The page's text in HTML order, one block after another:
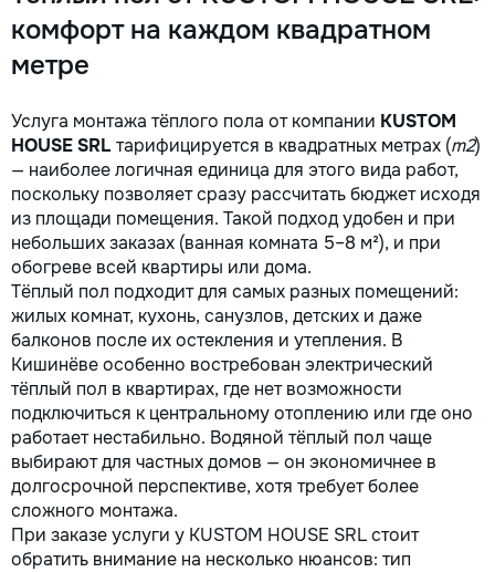
комфорт на каждом квадратном
метре
Услуга монтажа тёплого пола от компании KUSTOM
HOUSE SRL тарифицируется в квадратных метрах (m2)
— наиболее логичная единица для этого вида работ,
поскольку позволяет сразу рассчитать бюджет исходя
из площади помещения. Такой подход удобен и при
небольших заказах (ванная комната 5–8 м²), и при
обогреве всей квартиры или дома.
Тёплый пол подходит для самых разных помещений:
жилых комнат, кухонь, санузлов, детских и даже
балконов после их остекления и утепления. В
Кишинёве особенно востребован электрический
тёплый пол в квартирах, где нет возможности
подключиться к центральному отоплению или где оно
работает нестабильно. Водяной тёплый пол чаще
выбирают для частных домов — он экономичнее в
долгосрочной перспективе, хотя требует более
сложного монтажа.
При заказе услуги у KUSTOM HOUSE SRL стоит
обратить внимание на несколько нюансов: тип